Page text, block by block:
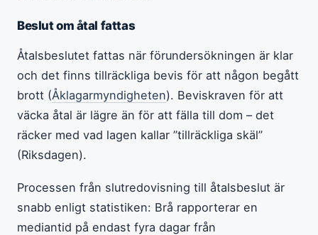
Beslut om åtal fattas
Åtalsbeslutet fattas när förundersökningen är klar
och det finns tillräckliga bevis för att någon begått
brott (Åklagarmyndigheten). Beviskraven för att
väcka åtal är lägre än för att fälla till dom – det
räcker med vad lagen kallar ”tillräckliga skäl”
(Riksdagen).
Processen från slutredovisning till åtalsbeslut är
snabb enligt statistiken: Brå rapporterar en
mediantid på endast fyra dagar från